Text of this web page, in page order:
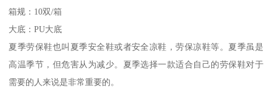
箱规：10双/箱
大底：PU大底
夏季劳保鞋也叫夏季安全鞋或者安全凉鞋，劳保凉鞋等。夏季虽是
高温季节，但危害从为减少。夏季选择一款适合自己的劳保鞋对于
需要的人来说是非常重要的。